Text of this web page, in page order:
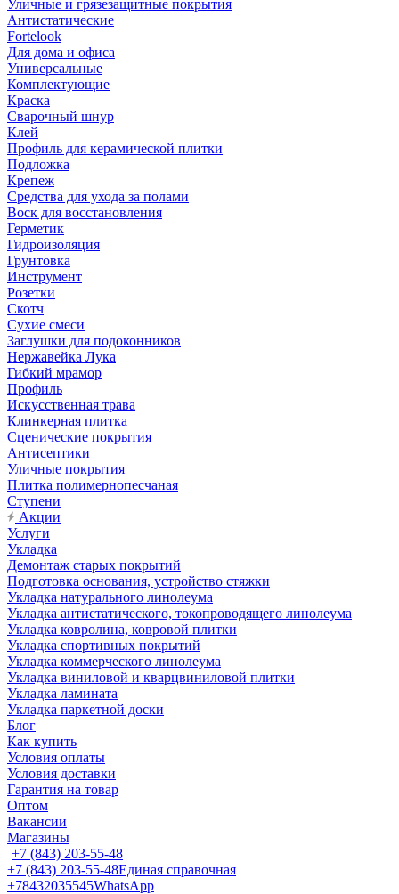
Уличные и грязезащитные покрытия
Антистатические
Fortelook
Для дома и офиса
Универсальные
Комплектующие
Краска
Сварочный шнур
Клей
Профиль для керамической плитки
Подложка
Крепеж
Средства для ухода за полами
Воск для восстановления
Герметик
Гидроизоляция
Грунтовка
Инструмент
Розетки
Скотч
Сухие смеси
Заглушки для подоконников
Нержавейка Лука
Гибкий мрамор
Профиль
Искусственная трава
Клинкерная плитка
Сценические покрытия
Антисептики
Уличные покрытия
Плитка полимернопесчаная
Ступени
Акции
Услуги
Укладка
Демонтаж старых покрытий
Подготовка основания, устройство стяжки
Укладка натурального линолеума
Укладка антистатического, токопроводящего линолеума
Укладка ковролина, ковровой плитки
Укладка спортивных покрытий
Укладка коммерческого линолеума
Укладка виниловой и кварцвиниловой плитки
Укладка ламината
Укладка паркетной доски
Блог
Как купить
Условия оплаты
Условия доставки
Гарантия на товар
Оптом
Вакансии
Магазины
+7 (843) 203-55-48
+7 (843) 203-55-48Единая справочная
+78432035545WhatsApp